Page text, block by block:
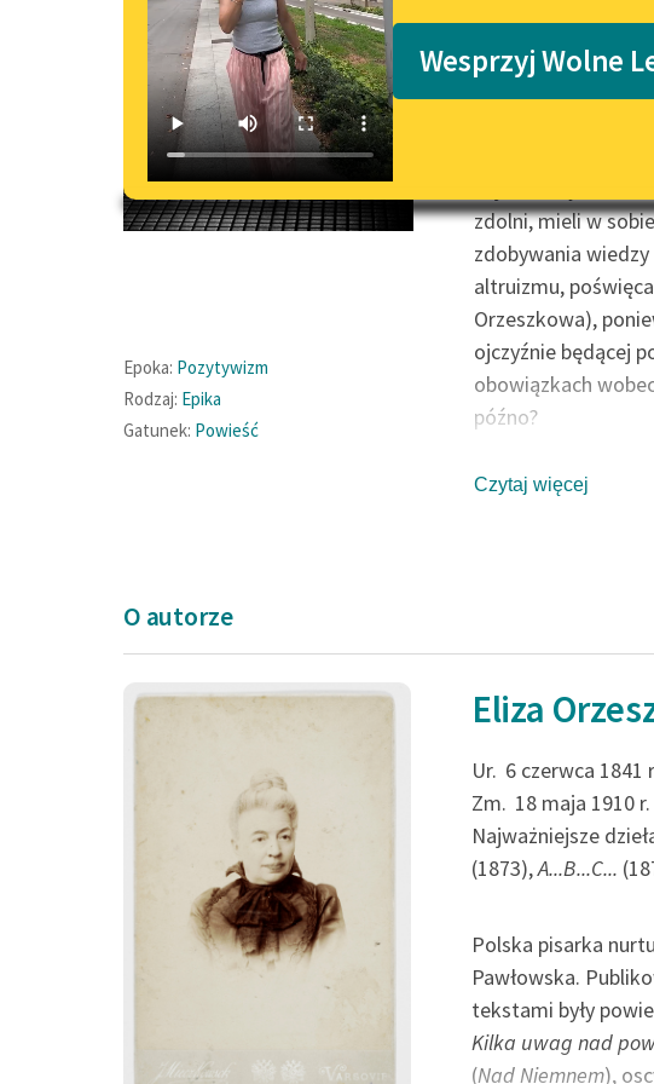
Wesprzyj Wolne
Epoka: Pozytywizm
Rodzaj: Epika
Gatunek: Powieść
Tragiczna historia
zdolni, mieli w
zdobywania wiedzy
altruizmu,
Orzeszkowa),
ojczyźnie będącej
obowiązkach
późno?
Spis treści:
VII
Czytaj więcej
O autorze
Eliza
Ur. 6 czerwca 1841
Zm. 18 maja 1910
Najważniejsze
(1873),A...B...C...
Polska pisarka
Pawłowska.
tekstami były
Kilka uwag nad
(Nad Niemnem),